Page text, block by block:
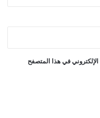
في هذا المتصفح